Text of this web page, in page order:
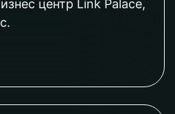
центр Link Palace,